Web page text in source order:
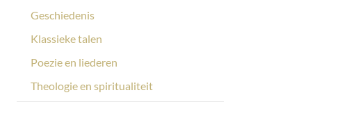
Geschiedenis
Klassieke talen
Poezie en liederen
Theologie en spiritualiteit